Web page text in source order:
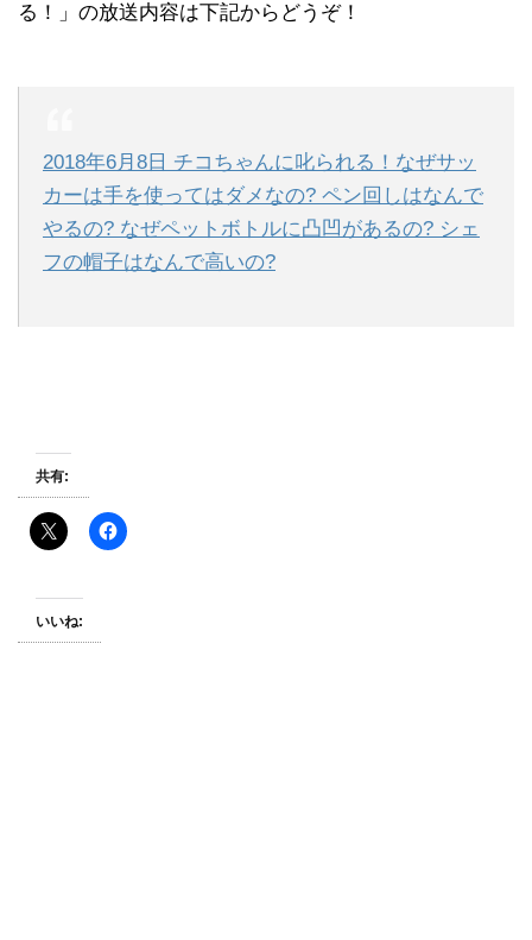
る！」の放送内容は下記からどうぞ！
2018年6月8日 チコちゃんに叱られる！なぜサッ
カーは手を使ってはダメなの? ペン回しはなんで
やるの? なぜペットボトルに凸凹があるの? シェ
フの帽子はなんで高いの?
共有:
いいね: